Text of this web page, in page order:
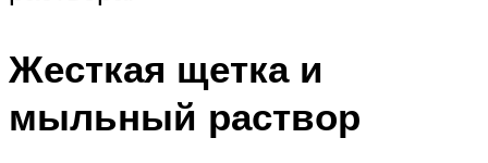
Жесткая щетка и
мыльный раствор